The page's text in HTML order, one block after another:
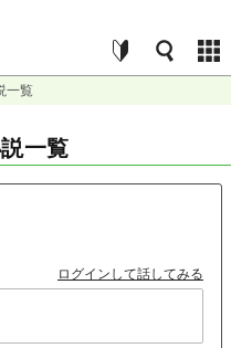
一覧
一覧
ログインして話してみる